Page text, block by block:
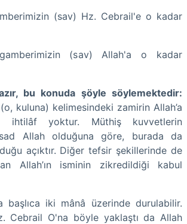
(sav) Hz. Cebrail'e o kadar
(sav) Allah'a o kadar
bu konuda şöyle söylemektedir:
kuluna) kelimesindeki zamirin Allah’a
ihtilâf yoktur. Müthiş kuvvetlerin
Allah olduğuna göre, burada da
açıktır. Diğer tefsir şekillerinde de
Allah’ın isminin zikredildiği kabul
başlıca iki mânâ üzerinde durulabilir.
Cebrail O'na böyle yaklaştı da Allah